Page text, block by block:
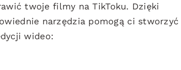
twoje filmy na TikToku. Dzięki
narzędzia pomogą ci stworzyć
wideo: